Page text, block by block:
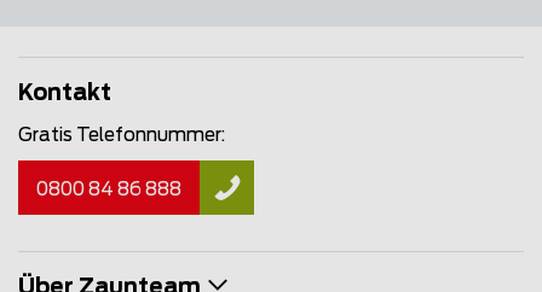
Kontakt
Gratis Telefonnummer:
0800 84 86 888